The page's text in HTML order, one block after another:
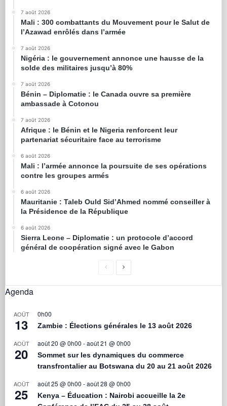
7 août 2026
Mali : 300 combattants du Mouvement pour le Salut de
l’Azawad enrôlés dans l’armée
7 août 2026
Nigéria : le gouvernement annonce une hausse de la
solde des militaires jusqu’à 80%
7 août 2026
Bénin – Diplomatie : le Canada ouvre sa première
ambassade à Cotonou
7 août 2026
Afrique : le Bénin et le Nigeria renforcent leur
partenariat sécuritaire face au terrorisme
6 août 2026
Mali : l’armée annonce la poursuite de ses opérations
contre les groupes armés
6 août 2026
Mauritanie : Taleb Ould Sid’Ahmed nommé conseiller à
la Présidence de la République
6 août 2026
Sierra Leone – Diplomatie : un protocole d’accord
général de coopération signé avec le Gabon
Agenda
AOÛT
13
0h00
Zambie : Élections générales le 13 août 2026
AOÛT
20
août 20 @ 0h00 -août 21 @ 0h00
Sommet sur les dynamiques du commerce
transfrontalier au Botswana du 20 au 21 août 2026
AOÛT
25
août 25 @ 0h00 -août 28 @ 0h00
Kenya – Éducation : Nairobi accueille la 2e